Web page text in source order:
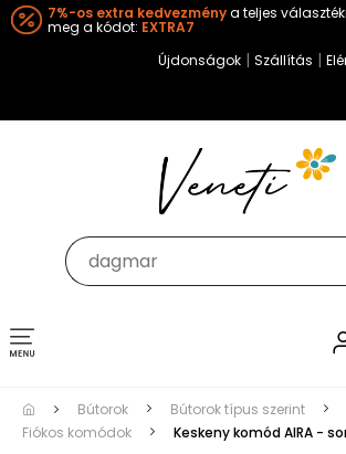
7%-os extra kedvezménya teljes
meg a kódot: EXTRA7
Újdonságok | Szállítás |
Toggle
navigation
Bútorok Bútorok típus szerint
Fiókos komódok
Keskeny komód AIRA -